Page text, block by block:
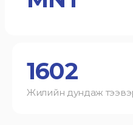
1602
Жилийн дундаж